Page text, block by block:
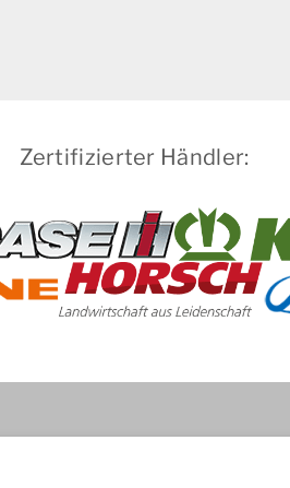
Zertifizierter Händler: